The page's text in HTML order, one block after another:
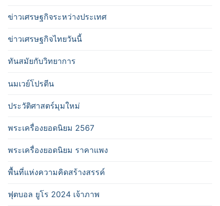
ข่าวเศรษฐกิจระหว่างประเทศ
ข่าวเศรษฐกิจไทยวันนี้
ทันสมัยกับวิทยาการ
นมเวย์โปรตีน
ประวัติศาสตร์มุมใหม่
พระเครื่องยอดนิยม 2567
พระเครื่องยอดนิยม ราคาแพง
พื้นที่แห่งความคิดสร้างสรรค์
ฟุตบอล ยูโร 2024 เจ้าภาพ